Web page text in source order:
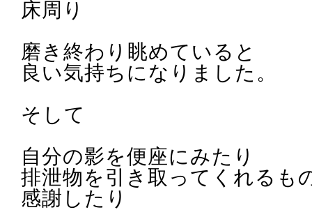
床周り
磨き終わり眺めていると
良い気持ちになりました。
そして
自分の影を便座にみたり
排泄物を引き取ってくれるも
感謝したり